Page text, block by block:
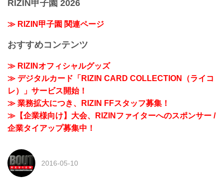
RIZIN甲子園 2026
≫ RIZIN甲子園 関連ページ
おすすめコンテンツ
≫ RIZINオフィシャルグッズ
≫ デジタルカード「RIZIN CARD COLLECTION（ライコ
レ）」サービス開始！
≫ 業務拡大につき、RIZIN FFスタッフ募集！
≫【企業様向け】大会、RIZINファイターへのスポンサー /
企業タイアップ募集中！
2016-05-10